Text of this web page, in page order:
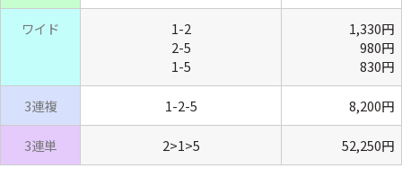
ワイド
1-2
2-5
1-5
1,330円
980円
830円
3連複 1-2-5 8,200円
3連単 2>1>5 52,250円